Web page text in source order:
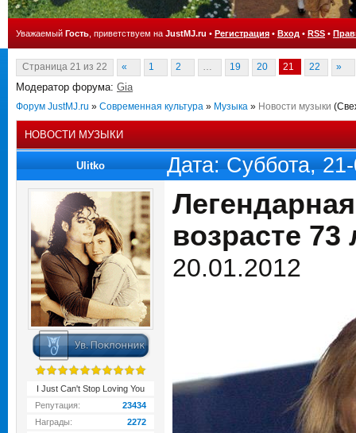
Уважаемый Гость , приветствуем на JustMJ.ru • Регистрация • Вход • RSS •
Страница 21 из 22 « 1 2 … 19 20 21 22 »
Модератор форума: Gia
Форум JustMJ.ru » Современная культура » Музыка » Новости музыки
НОВОСТИ МУЗЫКИ
Ulitko Дата: Суббота,
I Just Can't Stop Loving You
Репутация:
23434
Награды:
2272
возрасте 73
20.01.2012